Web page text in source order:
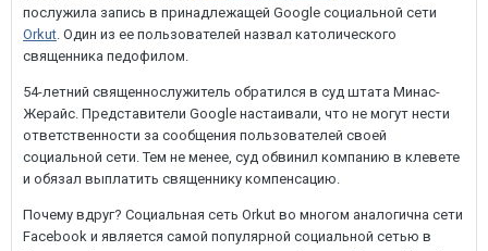
послужила запись в принадлежащей Google социальной сети
Orkut. Один из ее пользователей назвал католического
священника педофилом.
54-летний священнослужитель обратился в суд штата Минас-
Жерайс. Представители Google настаивали, что не могут нести
ответственности за сообщения пользователей своей
социальной сети. Тем не менее, суд обвинил компанию в клевете
и обязал выплатить священнику компенсацию.
Почему вдруг? Социальная сеть Orkut во многом аналогична сети
Facebook и является самой популярной социальной сетью в